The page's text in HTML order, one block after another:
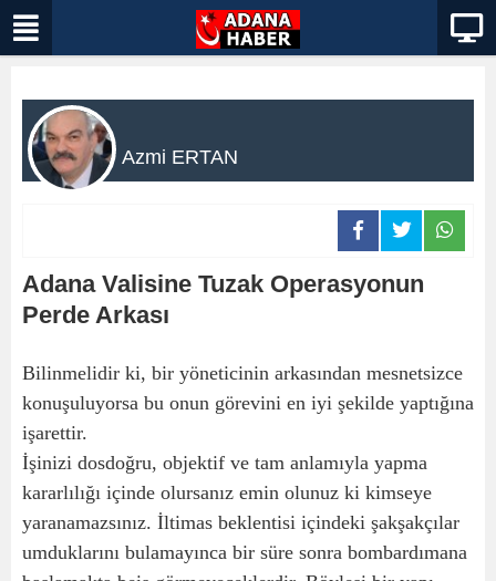
Azmi ERTAN
Adana Valisine Tuzak Operasyonun
Perde Arkası
Bilinmelidir ki, bir yöneticinin arkasından mesnetsizce
konuşuluyorsa bu onun görevini en iyi şekilde yaptığına
işarettir.
İşinizi dosdoğru, objektif ve tam anlamıyla yapma
kararlılığı içinde olursanız emin olunuz ki kimseye
yaranamazsınız. İltimas beklentisi içindeki şakşakçılar
umduklarını bulamayınca bir süre sonra bombardımana